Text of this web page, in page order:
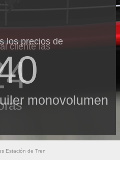
los precios de
monovolumen
cliente las
Estación de Tren